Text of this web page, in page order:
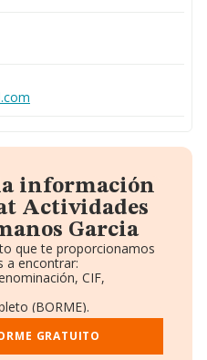
información
Actividades
Garcia
que te proporcionamos
a encontrar:
CIF,
(BORME).
y Empleados.
y Administradores.
GRATUITO